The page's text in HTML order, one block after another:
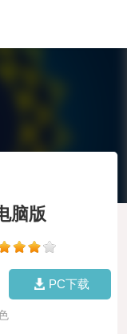
脑版
PC下载